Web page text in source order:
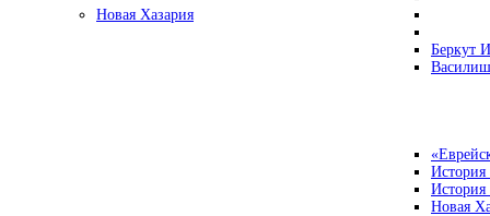
Новая Хазария
Беркут
Новая